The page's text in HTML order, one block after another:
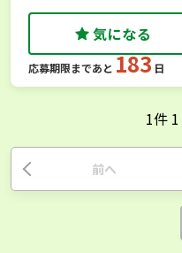
気になる
応募期限まであと 183 日
1件 1
前へ